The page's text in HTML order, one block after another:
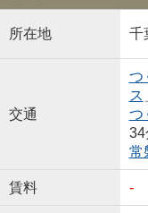
所在地 千
交通
つ
ス
つ
34
常
賃料 -